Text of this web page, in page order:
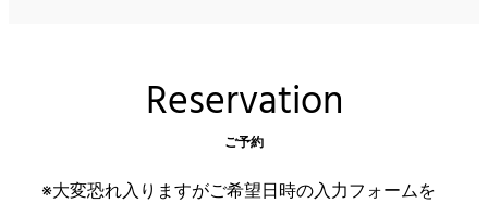
Reservation
ご予約
※大変恐れ入りますがご希望日時の入力フォームを